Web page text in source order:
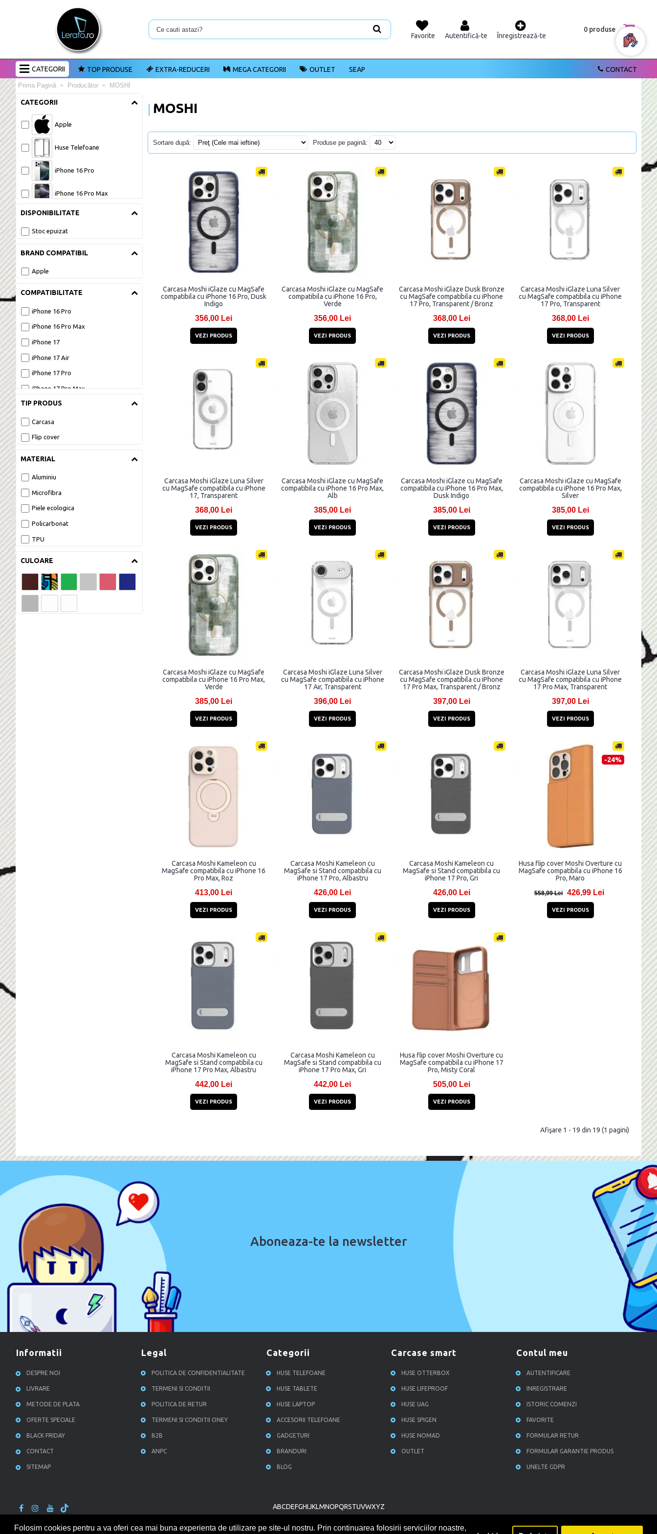
Folosim cookies pentru a va oferi cea mai buna experienta de utilizare pe site-ul nostru. Prin continuarea folosirii serviciilor noastre,
Favorite Autentifică-te Înregistrează-te
0 produse
CATEGORII CONTACT
TOP PRODUSE EXTRA-REDUCERI MEGA CATEGORII OUTLET SEAP
Prima Pagină Producător MOSHI
CATEGORII
Apple
Huse Telefoane
iPhone 16 Pro
iPhone 16 Pro Max
iPhone 17
DISPONIBILITATE
Stoc epuizat
BRAND COMPATIBIL
Apple
COMPATIBILITATE
iPhone 16 Pro
iPhone 16 Pro Max
iPhone 17
iPhone 17 Air
iPhone 17 Pro
iPhone 17 Pro Max
TIP PRODUS
Carcasa
Flip cover
MATERIAL
Aluminiu
Microfibra
Piele ecologica
Policarbonat
TPU
CULOARE
MOSHI
Sortare după: Produse pe pagină:
Carcasa Moshi iGlaze cu MagSafe
compatibila cu iPhone 16 Pro, Dusk
Indigo
356,00 Lei
VEZI PRODUS
Carcasa Moshi iGlaze cu MagSafe
compatibila cu iPhone 16 Pro,
Verde
356,00 Lei
VEZI PRODUS
Carcasa Moshi iGlaze Dusk Bronze
cu MagSafe compatibila cu iPhone
17 Pro, Transparent / Bronz
368,00 Lei
VEZI PRODUS
Carcasa Moshi iGlaze Luna Silver
cu MagSafe compatibila cu iPhone
17 Pro, Transparent
368,00 Lei
VEZI PRODUS
Carcasa Moshi iGlaze Luna Silver
cu MagSafe compatibila cu iPhone
17, Transparent
368,00 Lei
VEZI PRODUS
Carcasa Moshi iGlaze cu MagSafe
compatibila cu iPhone 16 Pro Max,
Alb
385,00 Lei
VEZI PRODUS
Carcasa Moshi iGlaze cu MagSafe
compatibila cu iPhone 16 Pro Max,
Dusk Indigo
385,00 Lei
VEZI PRODUS
Carcasa Moshi iGlaze cu MagSafe
compatibila cu iPhone 16 Pro Max,
Silver
385,00 Lei
VEZI PRODUS
Carcasa Moshi iGlaze cu MagSafe
compatibila cu iPhone 16 Pro Max,
Verde
385,00 Lei
VEZI PRODUS
Carcasa Moshi iGlaze Luna Silver
cu MagSafe compatibila cu iPhone
17 Air, Transparent
396,00 Lei
VEZI PRODUS
Carcasa Moshi iGlaze Dusk Bronze
cu MagSafe compatibila cu iPhone
17 Pro Max, Transparent / Bronz
397,00 Lei
VEZI PRODUS
Carcasa Moshi iGlaze Luna Silver
cu MagSafe compatibila cu iPhone
17 Pro Max, Transparent
397,00 Lei
VEZI PRODUS
Carcasa Moshi Kameleon cu
MagSafe compatibila cu iPhone 16
Pro Max, Roz
413,00 Lei
VEZI PRODUS
Carcasa Moshi Kameleon cu
MagSafe si Stand compatibila cu
iPhone 17 Pro, Albastru
426,00 Lei
VEZI PRODUS
Carcasa Moshi Kameleon cu
MagSafe si Stand compatibila cu
iPhone 17 Pro, Gri
426,00 Lei
VEZI PRODUS
-24%
Husa flip cover Moshi Overture cu
MagSafe compatibila cu iPhone 16
Pro, Maro
558,99 Lei 426,99 Lei
VEZI PRODUS
Carcasa Moshi Kameleon cu
MagSafe si Stand compatibila cu
iPhone 17 Pro Max, Albastru
442,00 Lei
VEZI PRODUS
Carcasa Moshi Kameleon cu
MagSafe si Stand compatibila cu
iPhone 17 Pro Max, Gri
442,00 Lei
VEZI PRODUS
Husa flip cover Moshi Overture cu
MagSafe compatibila cu iPhone 17
Pro, Misty Coral
505,00 Lei
VEZI PRODUS
Afişare 1 - 19 din 19 (1 pagini)
Aboneaza-te la newsletter
informatii
DESPRE NOI
LIVRARE
METODE DE PLATA
OFERTE SPECIALE
BLACK FRIDAY
CONTACT
SITEMAP
legal
POLITICA DE CONFIDENTIALITATE
TERMENI SI CONDITII
POLITICA DE RETUR
TERMENI SI CONDITII ONEY
B2B
ANPC
categorii
HUSE TELEFOANE
HUSE TABLETE
HUSE LAPTOP
ACCESORII TELEFOANE
GADGETURI
BRANDURI
BLOG
carcase smart
HUSE OTTERBOX
HUSE LIFEPROOF
HUSE UAG
HUSE SPIGEN
HUSE NOMAD
OUTLET
contul meu
AUTENTIFICARE
INREGISTRARE
ISTORIC COMENZI
FAVORITE
FORMULAR RETUR
FORMULAR GARANTIE PRODUS
UNELTE GDPR
ABCDEFGHIJKLMNOPQRSTUVWXYZ